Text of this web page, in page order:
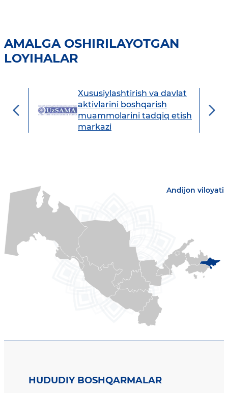
AMALGA OSHIRILAYOTGAN
LOYIHALAR
Xususiylashtirish va davlat
aktivlarini boshqarish
muammolarini tadqiq etish
markazi
Andijon viloyati
HUDUDIY BOSHQARMALAR